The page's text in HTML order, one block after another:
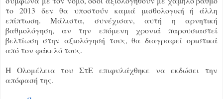
το 2013 δεν θα υποστούν καμιά μισθολογική ή άλλη
επίπτωση. Μάλιστα, συνέχισαν, αυτή η αρνητική
βαθμολόγηση, αν την επόμενη χρονιά παρουσιαστεί
βελτίωση στην αξιολόγησή τους, θα διαγραφεί οριστικά
από τον φάκελό τους.
Η Ολομέλεια του ΣτΕ επιφυλάχθηκε να εκδώσει την
απόφασή της.